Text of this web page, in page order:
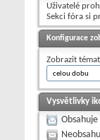
Uživatelé
Sekci fóra si
Konfigurace
Zobrazit
Vysvětlivky